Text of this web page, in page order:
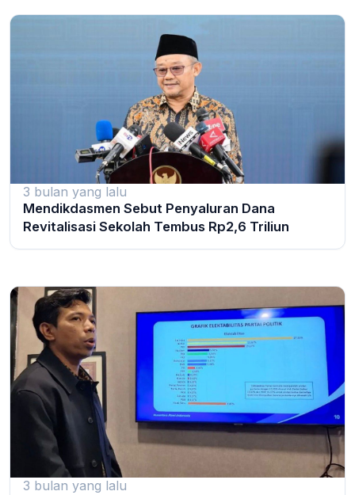
3 bulan yang lalu
Mendikdasmen Sebut Penyaluran Dana
Revitalisasi Sekolah Tembus Rp2,6 Triliun
3 bulan yang lalu